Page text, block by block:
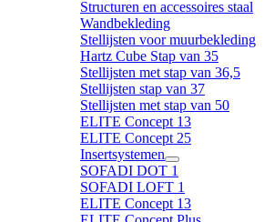
Structuren en accessoires staal
Wandbekleding
Stellijsten voor muurbekleding
Hartz Cube Stap van 35
Stellijsten met stap van 36,5
Stellijsten stap van 37
Stellijsten met stap van 50
ELITE Concept 13
ELITE Concept 25
Insertsystemen
SOFADI DOT 1
SOFADI LOFT 1
ELITE Concept 13